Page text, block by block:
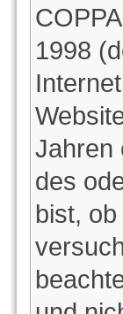
1998
Jahren
des
bist,